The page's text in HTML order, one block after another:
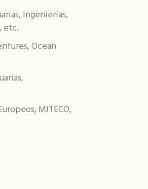
Ingenierías,
etc.
Ocean
MITECO,